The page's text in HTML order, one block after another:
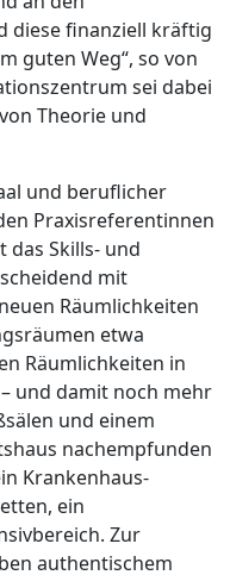
diese finanziell kräftig
guten Weg“, so von
sei dabei
Theorie und
und beruflicher
Praxisreferentinnen
das Skills- und
mit
Räumlichkeiten
etwa
Räumlichkeiten in
und damit noch mehr
und einem
nachempfunden
Krankenhaus-
ein
Zur
authentischem